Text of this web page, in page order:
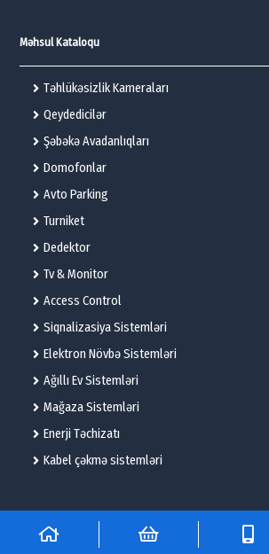
Məhsul Kataloqu
Təhlükəsizlik Kameraları
Qeydedicilər
Şəbəkə Avadanlıqları
Domofonlar
Avto Parking
Turniket
Dedektor
Tv & Monitor
Access Control
Siqnalizasiya Sistemləri
Elektron Növbə Sistemləri
Ağıllı Ev Sistemləri
Mağaza Sistemləri
Enerji Təchizatı
Kabel çəkmə sistemləri
© 2025 – Flame Technologies